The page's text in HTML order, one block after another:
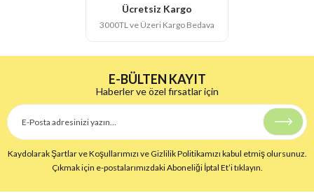
Ücretsiz Kargo
3000TL ve Üzeri Kargo Bedava
E-BÜLTEN KAYIT
Haberler ve özel fırsatlar için
Kaydolarak Şartlar ve Koşullarımızı ve Gizlilik Politikamızı kabul etmiş olursunuz.
Çıkmak için e-postalarımızdaki Aboneliği İptal Et’i tıklayın.